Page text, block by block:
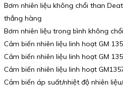
Bơm nhiên liệu không chổi than
thẳng hàng
Bơm nhiên liệu trong bình không
Cảm biến nhiên liệu linh hoạt GM
Cảm biến nhiên liệu linh hoạt GM
Cảm biến nhiên liệu linh hoạt
Cảm biến áp suất/nhiệt độ nhiên